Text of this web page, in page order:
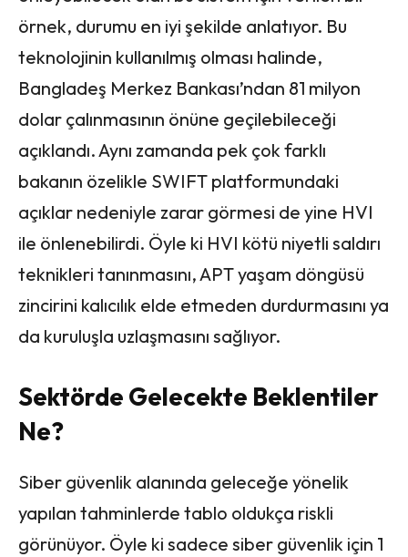
örnek, durumu en iyi şekilde anlatıyor. Bu
teknolojinin kullanılmış olması halinde,
Bangladeş Merkez Bankası’ndan 81 milyon
dolar çalınmasının önüne geçilebileceği
açıklandı. Aynı zamanda pek çok farklı
bakanın özelikle SWIFT platformundaki
açıklar nedeniyle zarar görmesi de yine HVI
ile önlenebilirdi. Öyle ki HVI kötü niyetli saldırı
teknikleri tanınmasını, APT yaşam döngüsü
zincirini kalıcılık elde etmeden durdurmasını ya
da kuruluşla uzlaşmasını sağlıyor.
Sektörde Gelecekte Beklentiler
Ne?
Siber güvenlik alanında geleceğe yönelik
yapılan tahminlerde tablo oldukça riskli
görünüyor. Öyle ki sadece siber güvenlik için 1